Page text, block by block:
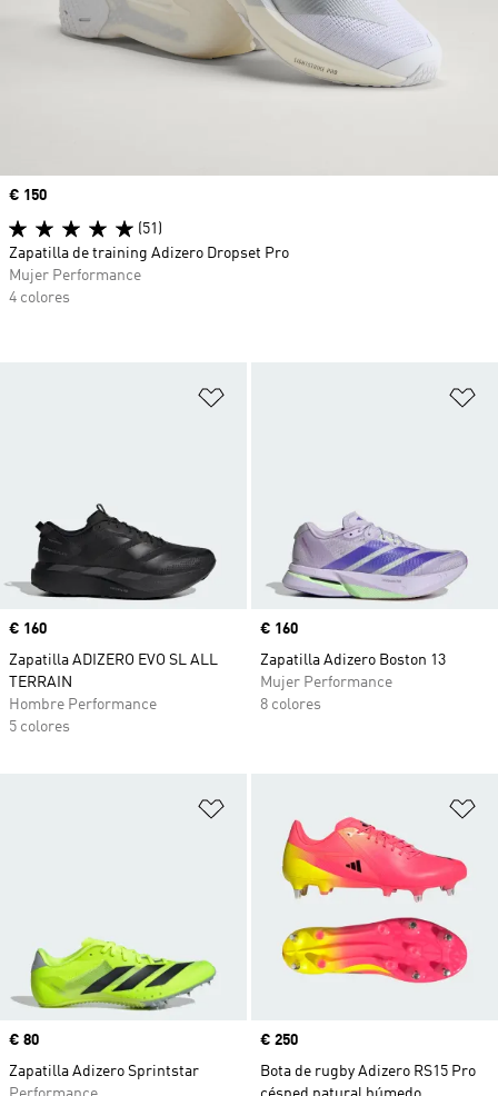
Precio
€ 160
Zapatilla ADIZERO EVO SL ALL
TERRAIN
Hombre Performance
5 colores
Precio
€ 160
Zapatilla Adizero Boston 13
Mujer Performance
8 colores
Precio
€ 80
Zapatilla Adizero Sprintstar
Precio
€ 250
Bota de rugby Adizero RS15 Pro
Precio
€ 150
(51)
Zapatilla de training Adizero Dropset Pro
Mujer Performance
4 colores